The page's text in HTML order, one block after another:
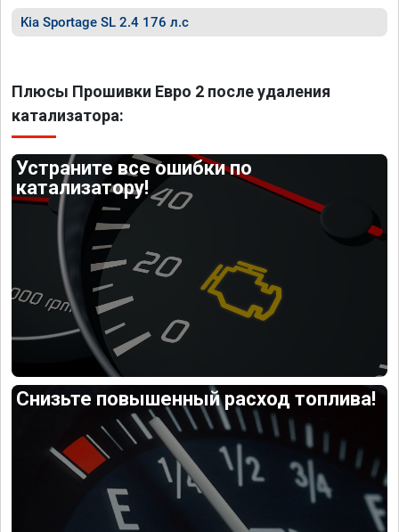
Kia Sportage SL 2.4 176 л.с
Плюсы Прошивки Евро 2 после удаления
катализатора:
Устраните все ошибки по
катализатору!
Снизьте повышенный расход топлива!